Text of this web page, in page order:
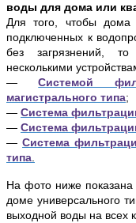
воды для дома или
Для того, чтобы
подключенных к
без загрязнений,
несколькими
—Системой
магистрального типа;
— Система
— Система
— Система
типа
На фото ниже показана
доме универсального
выходной воды на всех